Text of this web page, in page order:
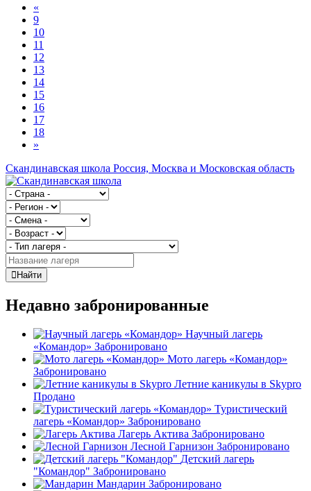
«
9
10
11
12
13
14
15
16
17
18
»
Скандинавская школа Россия, Москва и Московская область
Найти
Недавно забронированные
Научный лагерь
«Командор» Забронировано
Мото лагерь «Командор»
Забронировано
Летние каникулы в Skypro
Продано
Туристический
лагерь «Командор» Забронировано
Лагерь Актива Забронировано
Лесной Гарнизон Забронировано
Детский лагерь
"Командор" Забронировано
Мандарин Забронировано